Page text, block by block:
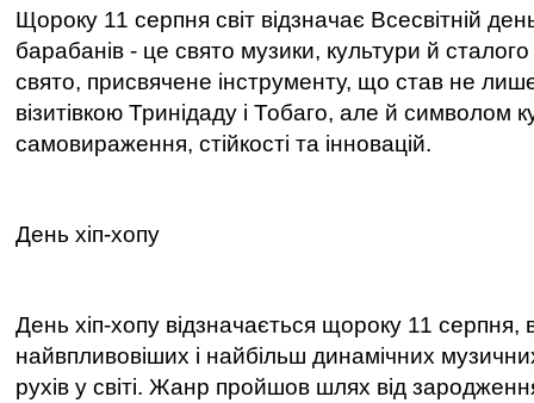
Щороку 11 серпня світ відзначає Всесвітній
барабанів - це свято музики, культури й сталого
свято, присвячене інструменту, що став не
візитівкою Тринідаду і Тобаго, але й символом
самовираження, стійкості та інновацій.
День хіп-хопу
День хіп-хопу відзначається щороку 11
найвпливовіших і найбільш динамічних
рухів у світі. Жанр пройшов шлях від